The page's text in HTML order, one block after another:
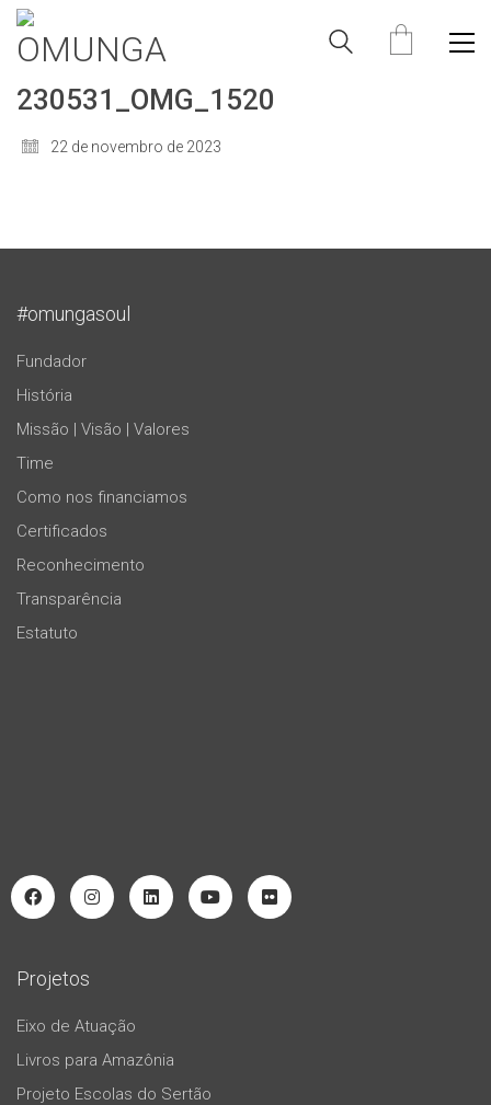
230531_OMG_1520
22 de novembro de 2023
#omungasoul
Fundador
História
Missão | Visão | Valores
Time
Como nos financiamos
Certificados
Reconhecimento
Transparência
Estatuto
Projetos
Eixo de Atuação
Livros para Amazônia
Projeto Escolas do Sertão